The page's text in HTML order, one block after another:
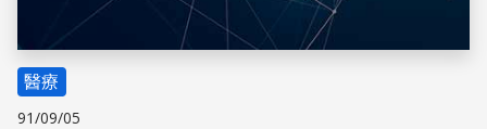
醫療
91/09/05